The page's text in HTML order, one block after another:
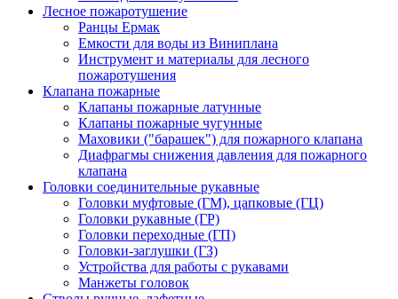
Лесное пожаротушение
Ранцы Ермак
Емкости для воды из Виниплана
Инструмент и материалы для лесного
пожаротушения
Клапана пожарные
Клапаны пожарные латунные
Клапаны пожарные чугунные
Маховики ("барашек") для пожарного клапана
Диафрагмы снижения давления для пожарного
клапана
Головки соединительные рукавные
Головки муфтовые (ГМ), цапковые (ГЦ)
Головки рукавные (ГР)
Головки переходные (ГП)
Головки-заглушки (ГЗ)
Устройства для работы с рукавами
Манжеты головок